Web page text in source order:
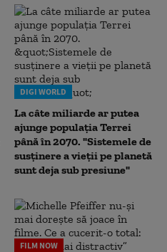
DIGI WORLD
La câte miliarde ar putea
ajunge populația Terrei
până în 2070. "Sistemele de
susținere a vieții pe planetă
sunt deja sub presiune"
FILM NOW